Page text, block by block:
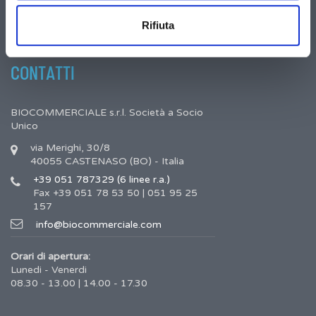
Rifiuta
Cookie policy
CONTATTI
BIOCOMMERCIALE s.r.l. Società a Socio
Unico
via Merighi, 30/8
40055 CASTENASO (BO) - Italia
+39 051 787329 (6 linee r.a.)
Fax +39 051 78 53 50 | 051 95 25
157
info@biocommerciale.com
Orari di apertura:
Lunedi - Venerdi
08.30 - 13.00 | 14.00 - 17.30